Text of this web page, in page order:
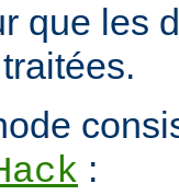
que les
: